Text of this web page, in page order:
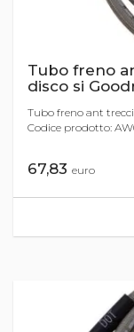
Tubo freno
disco si
Tubo freno ant
Codice prodotto:
67,83 euro